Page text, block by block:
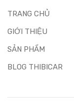
TRANG CHỦ
GIỚI THIỆU
SẢN PHẨM
BLOG THIBICAR